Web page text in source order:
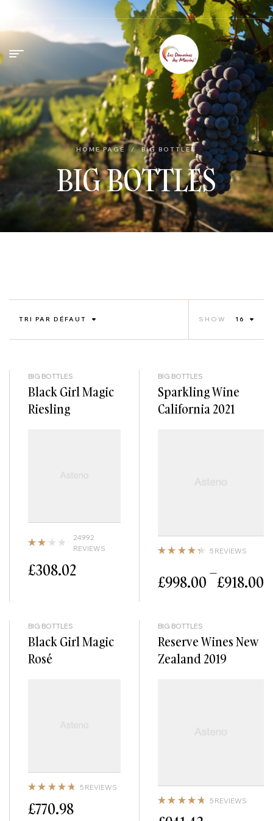
BIG BOTTLES
HOME PAGE / BIG BOTTLES
TRI PAR DÉFAUT SHOW 16
BIG BOTTLES
Black Girl Magic
Riesling
e
2.5
24992
REVIEWS
£308.02
BIG BOTTLES
Sparkling Wine
California 2021
sur 5
5 REVIEWS
£918.00
–
£998.00
BIG BOTTLES
Black Girl Magic
Rosé
4.80
sur 5
5 REVIEWS
£770.98
BIG BOTTLES
Reserve Wines New
Zealand 2019
5 REVIEWS